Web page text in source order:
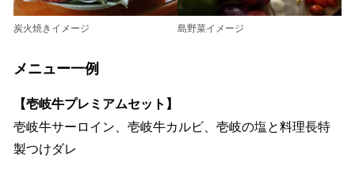
炭火焼きイメージ 島野菜イメージ
メニュー一例
【壱岐牛プレミアムセット】
壱岐牛サーロイン、壱岐牛カルビ、壱岐の塩と料理長特
製つけダレ